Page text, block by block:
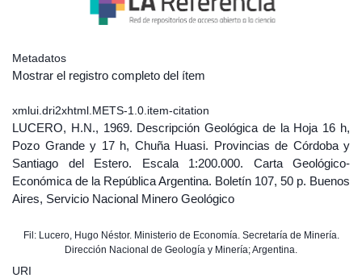
Metadatos
Mostrar el registro completo del ítem
xmlui.dri2xhtml.METS-1.0.item-citation
LUCERO, H.N., 1969. Descripción Geológica de la Hoja 16 h,
Pozo Grande y 17 h, Chuña Huasi. Provincias de Córdoba y
Santiago del Estero. Escala 1:200.000. Carta Geológico-
Económica de la República Argentina. Boletín 107, 50 p. Buenos
Aires, Servicio Nacional Minero Geológico
Fil: Lucero, Hugo Néstor. Ministerio de Economía. Secretaría de Minería.
Dirección Nacional de Geología y Minería; Argentina.
URI